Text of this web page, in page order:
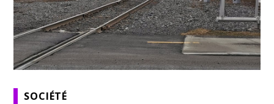
SOCIÉTÉ